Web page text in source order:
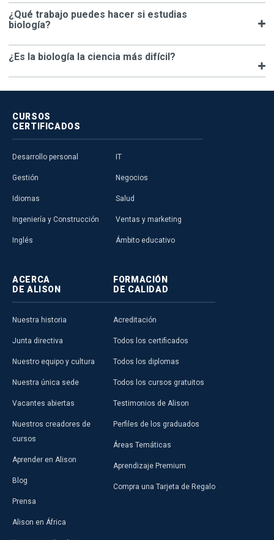
¿Qué trabajo puedes hacer si estudias
biología?
¿Es la biología la ciencia más difícil?
CURSOS
CERTIFICADOS
Desarrollo personal
Gestión
Idiomas
Ingeniería y Construcción
Inglés
IT
Negocios
Salud
Ventas y marketing
Ámbito educativo
ACERCA
DE ALISON
Nuestra historia
Junta directiva
Nuestro equipo y cultura
Nuestra única sede
Vacantes abiertas
Nuestros creadores de
cursos
Aprender en Alison
Blog
Prensa
Alison en África
FORMACIÓN
DE CALIDAD
Acreditación
Todos los certificados
Todos los diplomas
Todos los cursos gratuitos
Testimonios de Alison
Perfiles de los graduados
Áreas Temáticas
Aprendizaje Premium
Compra una Tarjeta de Regalo